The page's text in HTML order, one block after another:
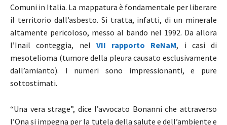
Comuni in Italia. La mappatura è fondamentale per liberare
il territorio dall’asbesto. Si tratta, infatti, di un minerale
altamente pericoloso, messo al bando nel 1992. Da allora
l’Inail conteggia, nel VII rapporto ReNaM, i casi di
mesotelioma (tumore della pleura causato esclusivamente
dall’amianto). I numeri sono impressionanti, e pure
sottostimati.
“Una vera strage”, dice l’avvocato Bonanni che attraverso
l’Ona si impegna per la tutela della salute e dell’ambiente e